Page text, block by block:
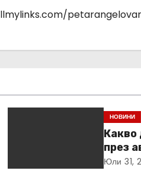
НОВИНИ
Какво
през
Юли 31,